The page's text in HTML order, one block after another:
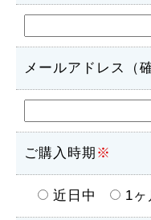
メールアドレス（
ご購入時期 ※
近日中 1ヶ